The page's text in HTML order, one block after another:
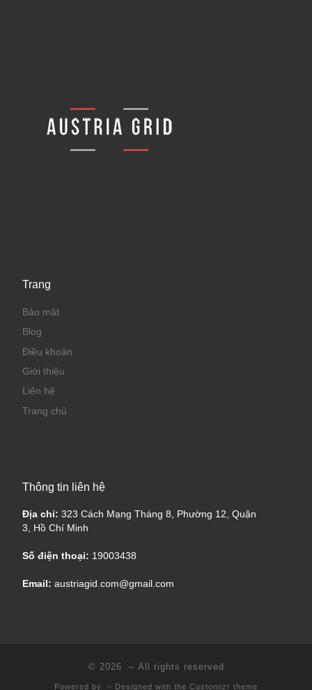
Trang
Bảo mật
Blog
Điều khoản
Giới thiệu
Liên hệ
Trang chủ
Thông tin liên hệ
Địa chỉ: 323 Cách Mạng Tháng 8, Phường 12, Quận
3, Hồ Chí Minh
Số điện thoại: 19003438
Email: austriagid.com@gmail.com
© 2026 – All rights reserved
Powered by – Designed with the Customizr theme